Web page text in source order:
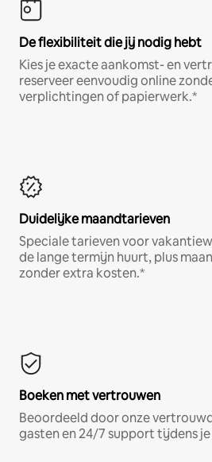
De flexibiliteit die jij nodig hebt
Kies je exacte aankomst- en
reserveer eenvoudig online
verplichtingen of papierwerk.*
Duidelijke maandtarieven
Speciale tarieven voor
de lange termijn huurt, plus
zonder extra kosten.*
Boeken met vertrouwen
Beoordeeld door onze
gasten en 24/7 support tijdens